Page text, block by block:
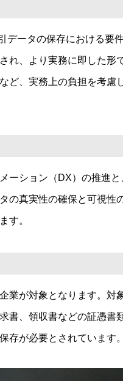
ータの保存における要
れ、より実務に即した形
ど、実務上の負担を考慮
ーション（DX）の推進
の真実性の確保と可視性
す。
業が対象となります。対
書、領収書などの証憑書
存が必要とされています。